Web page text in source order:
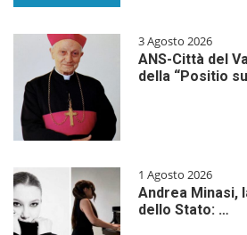
3 Agosto 2026
ANS-Città del
della “Positio
1 Agosto 2026
Andrea Minasi,
dello Stato: …